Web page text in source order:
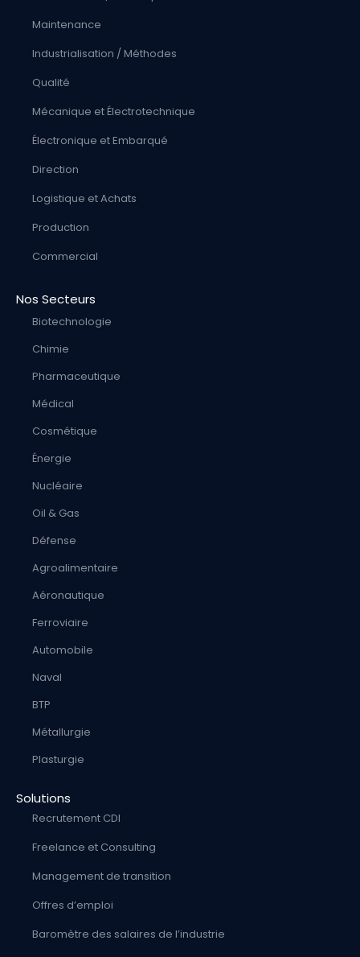
Maintenance
Industrialisation / Méthodes
Qualité
Mécanique et Électrotechnique
Électronique et Embarqué
Direction
Logistique et Achats
Production
Commercial
Nos Secteurs
Biotechnologie
Chimie
Pharmaceutique
Médical
Cosmétique
Énergie
Nucléaire
Oil & Gas
Défense
Agroalimentaire
Aéronautique
Ferroviaire
Automobile
Naval
BTP
Métallurgie
Plasturgie
Solutions
Recrutement CDI
Freelance et Consulting
Management de transition
Offres d’emploi
Baromètre des salaires de l’industrie